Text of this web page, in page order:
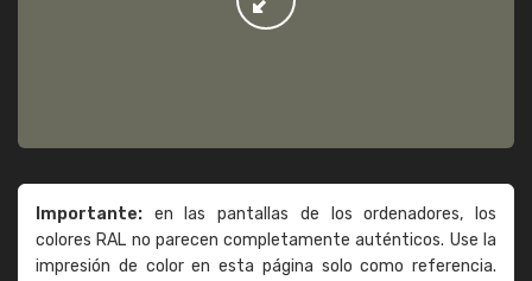
Importante: en las pantallas de los ordenadores, los
colores RAL no parecen completamente auténticos. Use la
impresión de color en esta página solo como referencia.